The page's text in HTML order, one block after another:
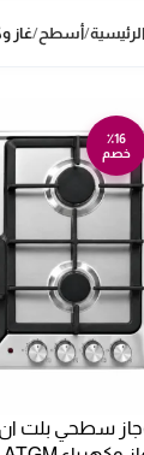
الرئيسية/أسطح/غاز
٪16
خصم